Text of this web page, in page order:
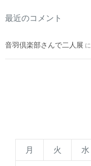
最近のコメント
音羽倶楽部さんで二人展 に
月 火 水